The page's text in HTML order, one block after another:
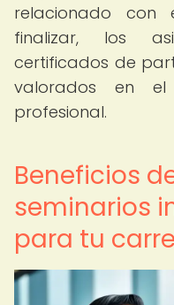
relacionado
finalizar, los
certificados de
valorados en
profesional.
Beneficios
seminarios
para tu